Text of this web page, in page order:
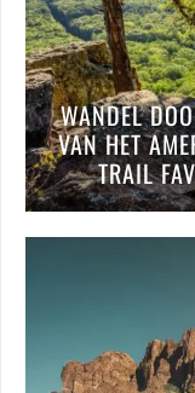
WANDEL
VAN HET
TRAIL